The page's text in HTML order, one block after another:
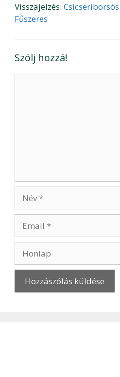
Visszajelzés:
Fűszeres
Szólj hozzá!